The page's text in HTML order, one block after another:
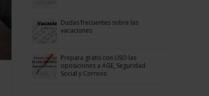
Dudas frecuentes sobre las
vacaciones
Prepara gratis con USO las
oposiciones a AGE, Seguridad
Social y Correos